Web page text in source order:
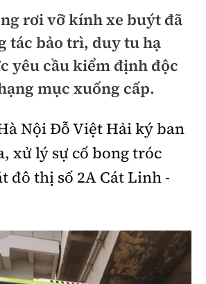
đô thị
Ngành
Công nghệ
Công nghệ mới
rơi vỡ kính xe buýt đã
tác bảo trì, duy tu hạ
yêu cầu kiểm định độc
mục xuống cấp.
Nội Đỗ Việt Hải ký ban
xử lý sự cố bong tróc
đô thị số 2A Cát Linh -